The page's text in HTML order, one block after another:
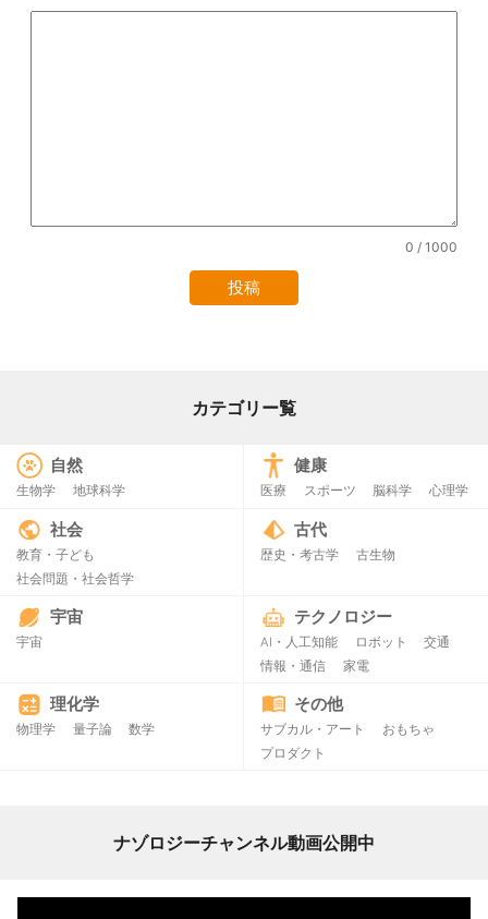
0 / 1000
カテゴリー覧
自然
生物学 地球科学
健康
医療 スポーツ 脳科学 心理学
社会
教育・子ども
社会問題・社会哲学
古代
歴史・考古学 古生物
宇宙
宇宙
テクノロジー
AI・人工知能 ロボット
交通
情報・通信
家電
理化学
物理学 量子論 数学
その他
サブカル・アート
おもちゃ
プロダクト
ナゾロジーチャンネル動画公開中